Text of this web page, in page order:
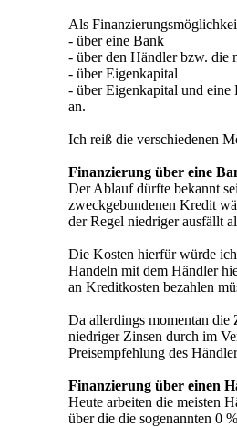
Als
- über eine Bank
- über den Händler bzw. die
- über Eigenkapital
- über Eigenkapital und eine
an.
Ich reiß die verschiedenen
Finanzierung über eine
Der Ablauf dürfte bekannt
zweckgebundenen Kredit
der Regel niedriger ausfällt
Die Kosten hierfür würde
Handeln mit dem Händler
an Kreditkosten bezahlen
Da allerdings momentan die
niedriger Zinsen durch im
Preisempfehlung des
Finanzierung über einen
Heute arbeiten die meisten
über die die sogenannten 0